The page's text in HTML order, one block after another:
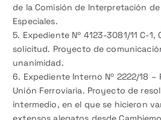
de la Comisión de Interpretación
Especiales.
5. Expediente Nº 4123-3081/11 C-1,
solicitud. Proyecto de
unanimidad.
6. Expediente Interno Nº 2222/18 –
Unión Ferroviaria. Proyecto de
intermedio, en el que se hicieron